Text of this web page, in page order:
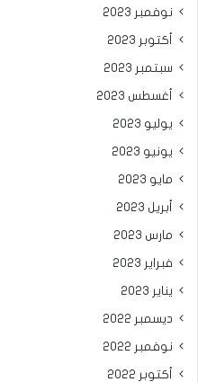
نوفمبر 2023
أكتوبر 2023
سبتمبر 2023
أغسطس 2023
يوليو 2023
يونيو 2023
مايو 2023
أبريل 2023
مارس 2023
فبراير 2023
يناير 2023
ديسمبر 2022
نوفمبر 2022
أكتوبر 2022